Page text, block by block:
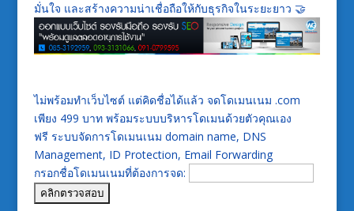
มั่นใจ และสร้างความน่าเชื่อถือให้กับธุรกิจในระยะยาว 🤝
ไม่พร้อมทำเว็บไซต์ แต่คิดชื่อได้แล้ว จดโดเมนเนม .com
เพียง 499 บาท พร้อมระบบบริหารโดเมนด้วยตัวคุณเอง
ฟรี ระบบจัดการโดเมนเนม domain name, DNS
Management, ID Protection, Email Forwarding
กรอกชื่อโดเมนเนมที่ต้องการจด: